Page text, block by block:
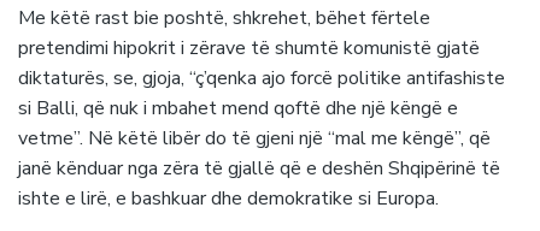
Me këtë rast bie poshtë, shkrehet, bëhet fërtele
pretendimi hipokrit i zërave të shumtë komunistë gjatë
diktaturës, se, gjoja, “ç’qenka ajo forcë politike antifashiste
si Balli, që nuk i mbahet mend qoftë dhe një këngë e
vetme”. Në këtë libër do të gjeni një “mal me këngë”, që
janë kënduar nga zëra të gjallë që e deshën Shqipërinë të
ishte e lirë, e bashkuar dhe demokratike si Europa.